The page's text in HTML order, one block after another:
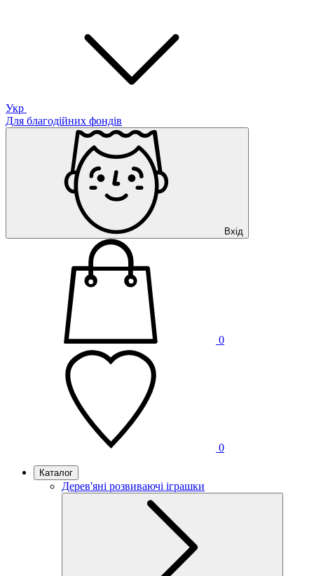
Укр
Для благодійних фондів
Вхід
0
0
Каталог
Дерев'яні розвиваючі іграшки